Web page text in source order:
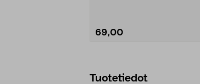
69,00
Tuotetiedot